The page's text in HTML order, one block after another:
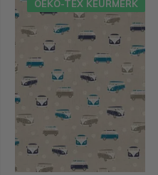
OEKO-TEX KEURMERK